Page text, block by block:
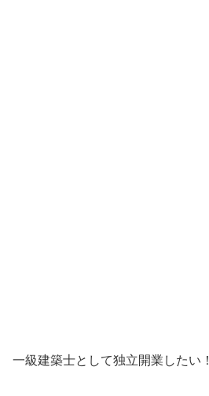
一級建築士として独立開業したい！